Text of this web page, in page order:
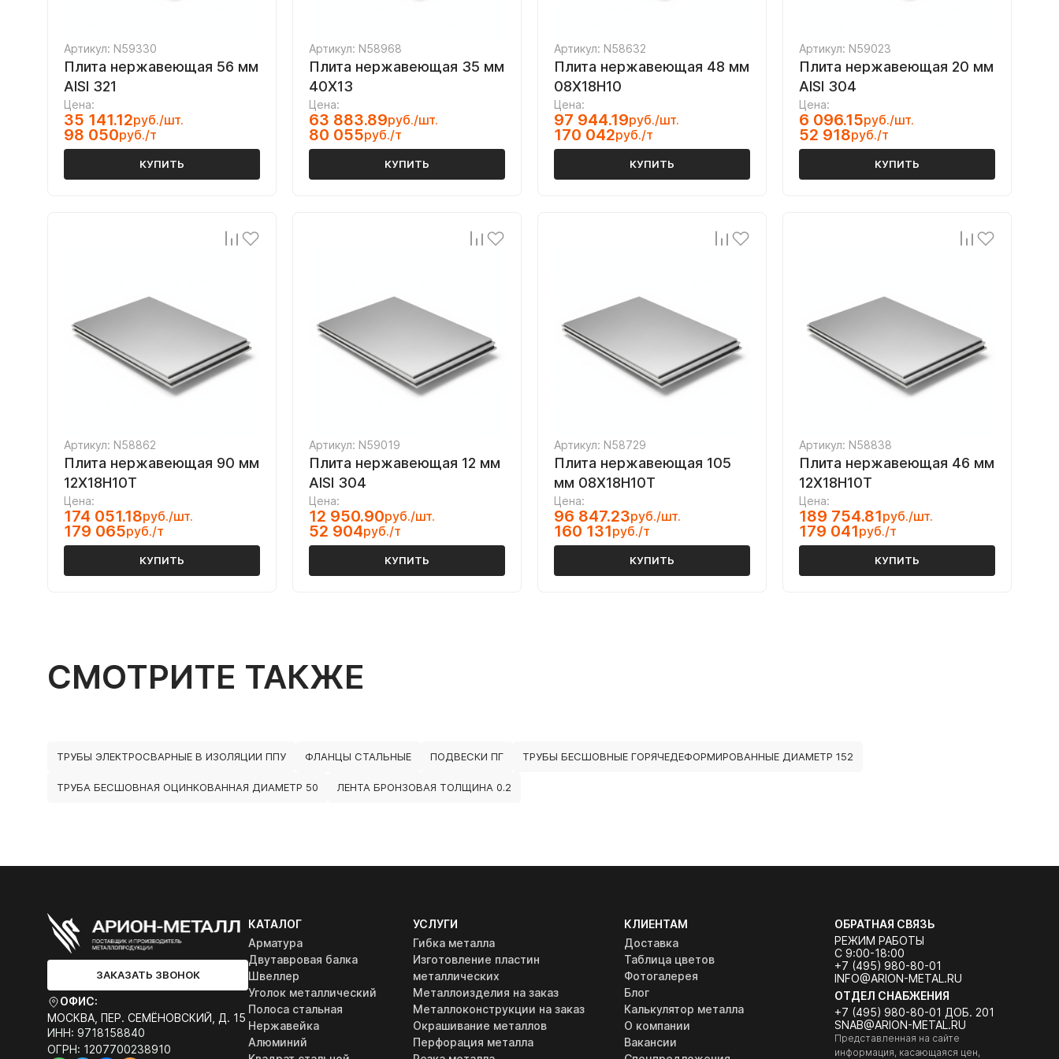
Артикул: N59330
Плита нержавеющая 56 мм
AISI 321
Цена:
35 141.12руб./шт.
98 050руб./т
КУПИТЬ
Артикул: N58968
Плита нержавеющая 35 мм
40Х13
Цена:
63 883.89руб./шт.
80 055руб./т
КУПИТЬ
Артикул: N58632
Плита нержавеющая 48 мм
08Х18Н10
Цена:
97 944.19руб./шт.
170 042руб./т
КУПИТЬ
Артикул: N59023
Плита нержавеющая 20 мм
AISI 304
Цена:
6 096.15руб./шт.
52 918руб./т
КУПИТЬ
Артикул: N58862
Плита нержавеющая 90 мм
12Х18Н10Т
Цена:
174 051.18руб./шт.
179 065руб./т
КУПИТЬ
Артикул: N59019
Плита нержавеющая 12 мм
AISI 304
Цена:
12 950.90руб./шт.
52 904руб./т
КУПИТЬ
Артикул: N58729
Плита нержавеющая 105
мм 08Х18Н10Т
Цена:
96 847.23руб./шт.
160 131руб./т
КУПИТЬ
Артикул: N58838
Плита нержавеющая 46 мм
12Х18Н10Т
Цена:
189 754.81руб./шт.
179 041руб./т
КУПИТЬ
СМОТРИТЕ ТАКЖЕ
ТРУБЫ ЭЛЕКТРОСВАРНЫЕ В ИЗОЛЯЦИИ ППУ ФЛАНЦЫ СТАЛЬНЫЕ ПОДВЕСКИ ПГ ТРУБЫ БЕСШОВНЫЕ ГОРЯЧЕДЕФОРМИРОВАННЫЕ ДИАМЕТР 152
ТРУБА БЕСШОВНАЯ ОЦИНКОВАННАЯ ДИАМЕТР 50 ЛЕНТА БРОНЗОВАЯ ТОЛЩИНА 0.2
ЗАКАЗАТЬ ЗВОНОК
ОФИС:
МОСКВА, ПЕР. СЕМЁНОВСКИЙ, Д. 15
ИНН: 9718158840
ОГРН: 1207700238910
КАТАЛОГ
Арматура
Двутавровая балка
Швеллер
Уголок металлический
Полоса стальная
Нержавейка
Алюминий
УСЛУГИ
Гибка металла
Изготовление пластин
металлических
Металлоизделия на заказ
Металлоконструкции на заказ
Окрашивание металлов
Перфорация металла
КЛИЕНТАМ
Доставка
Таблица цветов
Фотогалерея
Блог
Калькулятор металла
О компании
Вакансии
ОБРАТНАЯ СВЯЗЬ
РЕЖИМ РАБОТЫ
С 9:00-18:00
+7 (495) 980-80-01
INFO@ARION-METAL.RU
ОТДЕЛ СНАБЖЕНИЯ
+7 (495) 980-80-01 ДОБ. 201
SNAB@ARION-METAL.RU
Представленная на сайте
информация, касающаяся цен,